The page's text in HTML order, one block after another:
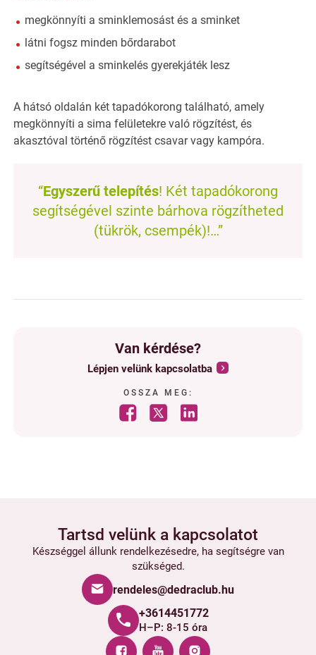
megkönnyíti a sminklemosást és a sminket
látni fogsz minden bőrdarabot
segítségével a sminkelés gyerekjáték lesz
A hátsó oldalán két tapadókorong található, amely
megkönnyíti a sima felületekre való rögzítést, és
akasztóval történő rögzítést csavar vagy kampóra.
“Egyszerű telepítés! Két tapadókorong
segítségével szinte bárhova rögzítheted
(tükrök, csempék)!…”
Van kérdése?
Lépjen velünk kapcsolatba
OSSZA MEG:
Tartsd velünk a kapcsolatot
Készséggel állunk rendelkezésedre, ha segítségre van
szükséged.
rendeles@dedraclub.hu
+3614451772
H–P: 8-15 óra